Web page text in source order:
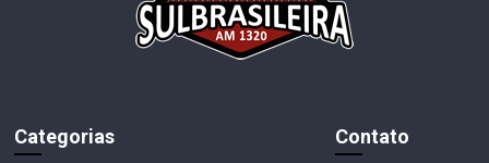
Categorias Contato